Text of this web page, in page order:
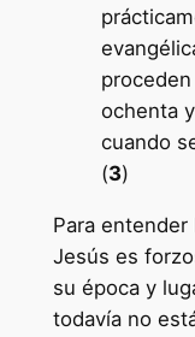
ochenta
cuando
(3)
Para
Jesús es
su época y
todavía no